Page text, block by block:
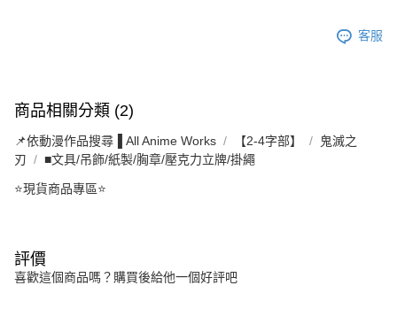
客服
商品相關分類 (2)
📌依動漫作品搜尋▐ All Anime Works 【2-4字部】
鬼滅之
刃
■文具/吊飾/紙製/胸章/壓克力立牌/掛繩
⭐現貨商品專區⭐
評價
喜歡這個商品嗎？購買後給他一個好評吧